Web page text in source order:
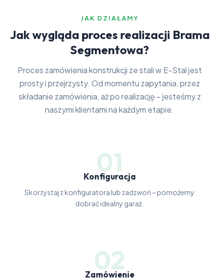
JAK DZIAŁAMY
Jak wygląda proces realizacji Brama
Segmentowa?
Proces zamówienia konstrukcji ze stali w E-Stal jest
prosty i przejrzysty. Od momentu zapytania, przez
składanie zamówienia, aż po realizację – jesteśmy z
naszymi klientami na każdym etapie.
01
Konfiguracja
Skorzystaj z konfiguratora lub zadzwoń – pomożemy
dobrać idealny garaż.
02
Zamówienie